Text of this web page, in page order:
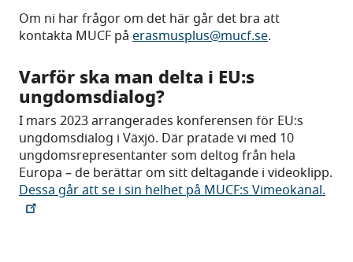
Om ni har frågor om det här går det bra att
kontakta MUCF på erasmusplus@mucf.se.
Varför ska man delta i EU:s
ungdomsdialog?
I mars 2023 arrangerades konferensen för EU:s
ungdomsdialog i Växjö. Där pratade vi med 10
ungdomsrepresentanter som deltog från hela
Europa – de berättar om sitt deltagande i videoklipp.
Dessa går att se i sin helhet på MUCF:s Vimeokanal.